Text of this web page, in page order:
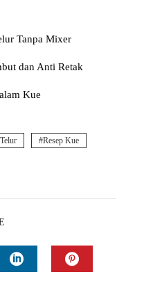
Tanpa Mixer
dan Anti Retak
Kue
Resep Kue